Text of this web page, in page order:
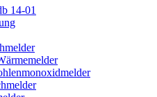
14-01